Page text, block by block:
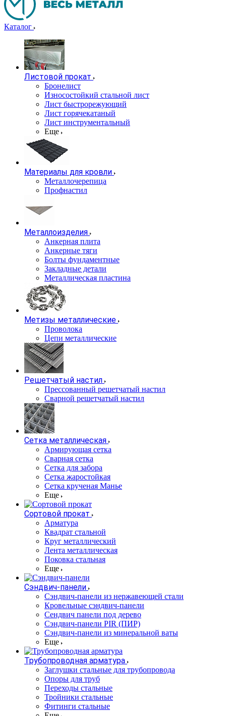
Каталог
Листовой прокат
Бронелист
Износостойкий стальной лист
Лист быстрорежующий
Лист горячекатаный
Лист инструментальный
Еще
Материалы для кровли
Металлочерепица
Профнастил
Металлоизделия
Анкерная плита
Анкерные тяги
Болты фундаментные
Закладные детали
Металлическая пластина
Метизы металлические
Проволока
Цепи металлические
Решетчатый настил
Прессованный решетчатый настил
Сварной решетчатый настил
Сетка металлическая
Армирующая сетка
Сварная сетка
Сетка для забора
Сетка жаростойкая
Сетка крученая Манье
Еще
Сортовой прокат
Арматура
Квадрат стальной
Круг металлический
Лента металлическая
Поковка стальная
Еще
Сэндвич-панели
Cэндвич-панели из нержавеющей стали
Кровельные сэндвич-панели
Сендвич панели под дерево
Сэндвич-панели PIR (ПИР)
Сэндвич-панели из минеральной ваты
Еще
Трубопроводная арматура
Заглушки стальные для трубопровода
Опоры для труб
Переходы стальные
Тройники стальные
Фитинги стальные